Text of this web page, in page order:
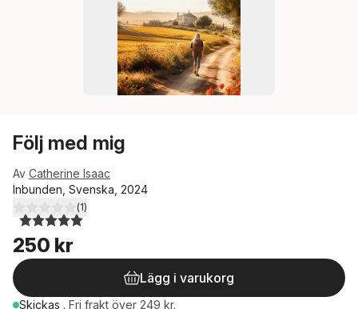
Följ med mig
Av Catherine Isaac
Inbunden, Svenska, 2024
5,0utav 5 stjärnor. Totalt antal röster:
(1)
250 kr
Lägg i varukorg
Skickas . Fri frakt över 249 kr.